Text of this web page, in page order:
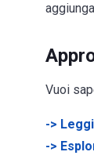
Vuoi
->
->